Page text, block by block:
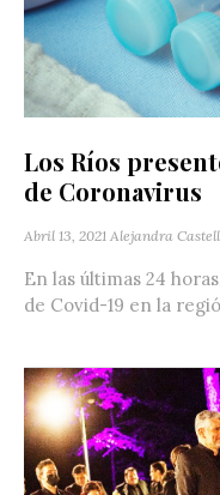
Los Ríos
de Coronavirus
Abril 13, 2021 Alejandra
En las últimas 24
de Covid-19 en la